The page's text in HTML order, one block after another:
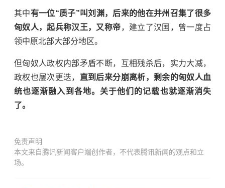
其中有一位“质子”叫刘渊，后来的他在并州召集了很多
匈奴人，起兵称汉王，又称帝，建立了汉国，曾一度占
领中原北部大部分地区。
但匈奴人政权内部矛盾不断，互相残杀后，实力大减，
政权也屡次更迭， 直到后来分崩离析，剩余的匈奴人血
统也逐渐融入到各地。关于他们的记载也就逐渐消失
了。
免责声明
本文来自腾讯新闻客户端创作者，不代表腾讯新闻的观点和立
场。